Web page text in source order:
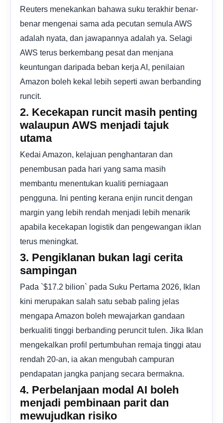
Reuters menekankan bahawa suku terakhir benar-
benar mengenai sama ada pecutan semula AWS
adalah nyata, dan jawapannya adalah ya. Selagi
AWS terus berkembang pesat dan menjana
keuntungan daripada beban kerja AI, penilaian
Amazon boleh kekal lebih seperti awan berbanding
runcit.
2. Kecekapan runcit masih penting
walaupun AWS menjadi tajuk
utama
Kedai Amazon, kelajuan penghantaran dan
penembusan pada hari yang sama masih
membantu menentukan kualiti perniagaan
pengguna. Ini penting kerana enjin runcit dengan
margin yang lebih rendah menjadi lebih menarik
apabila kecekapan logistik dan pengewangan iklan
terus meningkat.
3. Pengiklanan bukan lagi cerita
sampingan
Pada `$17.2 bilion` pada Suku Pertama 2026, Iklan
kini merupakan salah satu sebab paling jelas
mengapa Amazon boleh mewajarkan gandaan
berkualiti tinggi berbanding peruncit tulen. Jika Iklan
mengekalkan profil pertumbuhan remaja tinggi atau
rendah 20-an, ia akan mengubah campuran
pendapatan jangka panjang secara bermakna.
4. Perbelanjaan modal AI boleh
menjadi pembinaan parit dan
mewujudkan risiko